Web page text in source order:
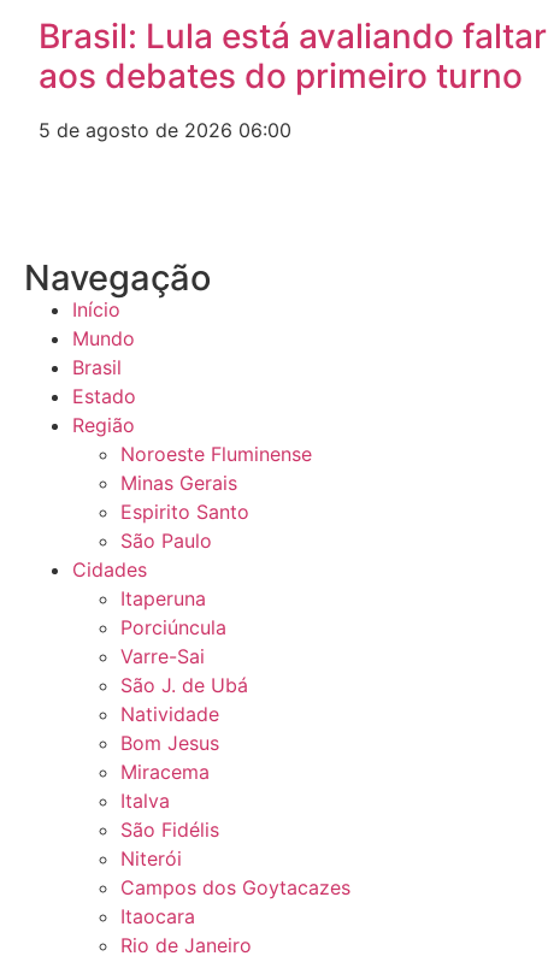
Brasil: Lula está avaliando faltar
aos debates do primeiro turno
5 de agosto de 2026 06:00
Navegação
Início
Mundo
Brasil
Estado
Região
Noroeste Fluminense
Minas Gerais
Espirito Santo
São Paulo
Cidades
Itaperuna
Porciúncula
Varre-Sai
São J. de Ubá
Natividade
Bom Jesus
Miracema
Italva
São Fidélis
Niterói
Campos dos Goytacazes
Itaocara
Rio de Janeiro